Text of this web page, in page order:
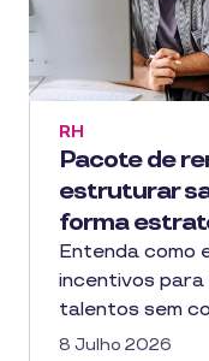
Pacote de
estruturar
forma
RH
Entenda como
incentivos
talentos sem
8 Julho 2026